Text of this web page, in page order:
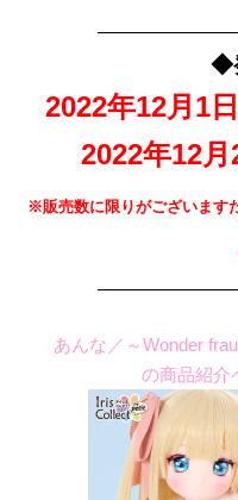
◆
2022年12月1
2022年12
※販売数に限りがございます
あんな／～Wonder
の商品紹介